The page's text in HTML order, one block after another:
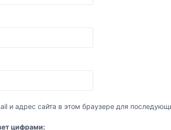
и адрес сайта в этом браузере для
цифрами: